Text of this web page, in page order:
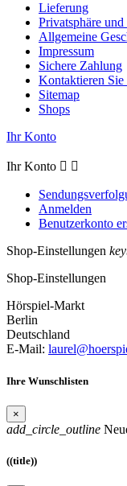
Lieferung
Privatsphäre
Allgemeine
Impressum
Sichere Zahlung
Kontaktieren Sie
Sitemap
Shops
Ihr Konto
Ihr Konto  
Anmelden
Benutzerkonto
Shop-Einstellungen
Shop-Einstellungen
Hörspiel-Markt
Berlin
Deutschland
E-Mail:
Ihre Wunschlisten
×
add_circle_outline
((title))